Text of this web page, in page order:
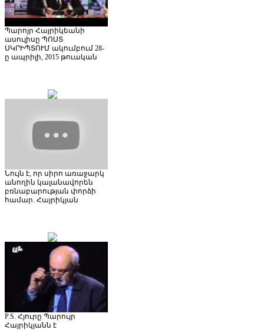
Պարոյր Հայրիկեանի
ասուլիսը ՊՈՍՏ
ՍԿՐԻՊՏՈՒՄ ակումբում 28-
ը ապրիլի, 2015 թուական
Նույն է, որ սիրո առաջարկ
անողին կալանավորեն
բռնաբարության փորձի
համար. Հայրիկյան
P.S. Հյուրը Պարույր
Հայրիկյանն է